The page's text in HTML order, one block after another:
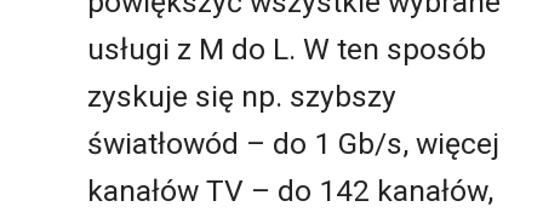
usługi z M do L. W ten sposób
zyskuje się np. szybszy
światłowód – do 1 Gb/s, więcej
kanałów TV – do 142 kanałów,